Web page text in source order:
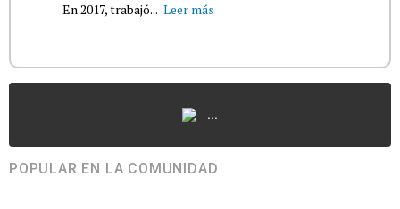
En 2017, trabajó... Leer más
...
POPULAR EN LA COMUNIDAD